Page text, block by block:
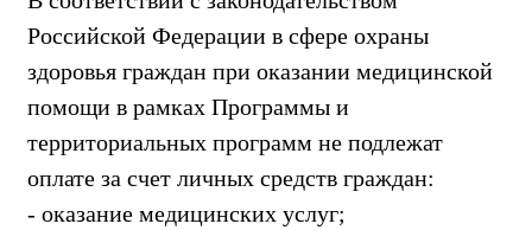
Российской Федерации в сфере охраны
здоровья граждан при оказании медицинской
помощи в рамках Программы и
территориальных программ не подлежат
оплате за счет личных средств граждан:
- оказание медицинских услуг;